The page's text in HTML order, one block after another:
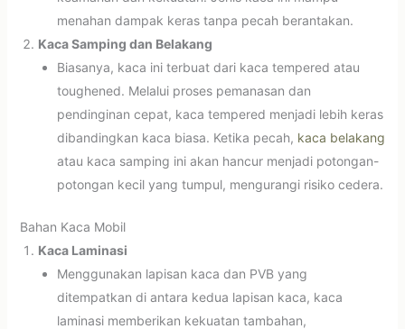
menahan dampak keras tanpa pecah berantakan.
Kaca Samping dan Belakang
Biasanya, kaca ini terbuat dari kaca tempered atau
toughened. Melalui proses pemanasan dan
pendinginan cepat, kaca tempered menjadi lebih keras
dibandingkan kaca biasa. Ketika pecah, kaca belakang
atau kaca samping ini akan hancur menjadi potongan-
potongan kecil yang tumpul, mengurangi risiko cedera.
Bahan Kaca Mobil
Kaca Laminasi
Menggunakan lapisan kaca dan PVB yang
ditempatkan di antara kedua lapisan kaca, kaca
laminasi memberikan kekuatan tambahan,